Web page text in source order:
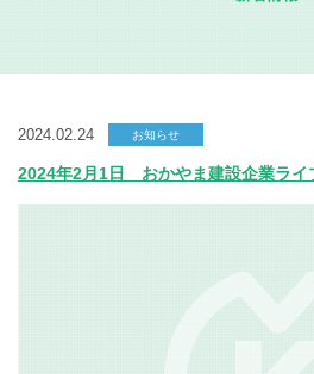
2024.02.24 お知らせ
2024年2月1日 おかやま建設企業ライ